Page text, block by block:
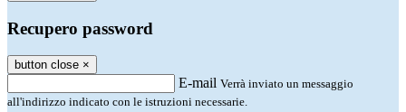
Recupero password
button close ×
E-mail Verrà inviato un messaggio
all'indirizzo indicato con le istruzioni necessarie.